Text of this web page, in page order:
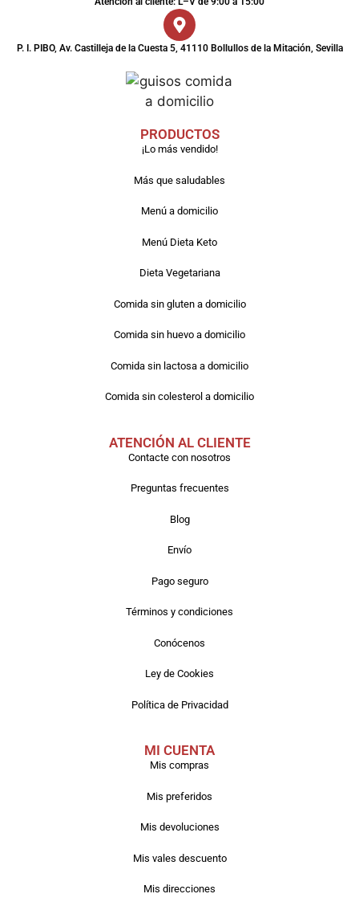
P. I. PIBO, Av. Castilleja de la Cuesta 5, 41110 Bollullos de la Mitación, Sevilla
PRODUCTOS
¡Lo más vendido!
Más que saludables
Menú a domicilio
Menú Dieta Keto
Dieta Vegetariana
Comida sin gluten a domicilio
Comida sin huevo a domicilio
Comida sin lactosa a domicilio
Comida sin colesterol a domicilio
ATENCIÓN AL CLIENTE
Contacte con nosotros
Preguntas frecuentes
Blog
Envío
Pago seguro
Términos y condiciones
Conócenos
Ley de Cookies
Política de Privacidad
MI CUENTA
Mis compras
Mis preferidos
Mis devoluciones
Mis vales descuento
Mis direcciones